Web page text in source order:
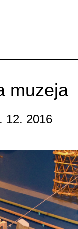
muzeja
12. 2016